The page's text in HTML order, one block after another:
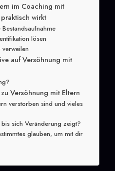
im Coaching mit
wirkt
lösen
verweilen
auf Versöhnung mit
Versöhnung mit Eltern
verstorben sind und vieles
sich Veränderung zeigt?
glauben, um mit dir